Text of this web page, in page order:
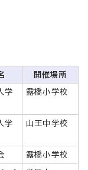
開催場所
学
露橋小学校
学
山王中学校
露橋小学校